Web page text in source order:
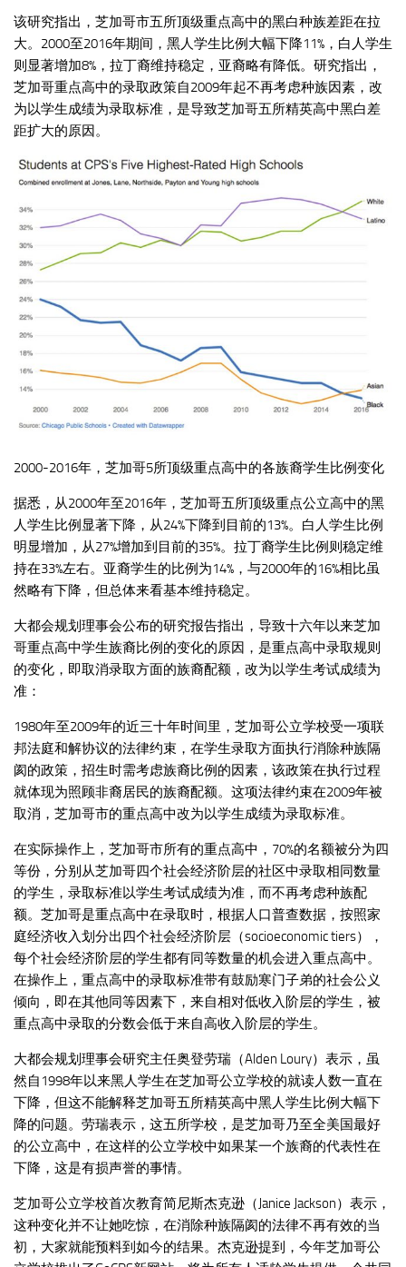
该研究指出，芝加哥市五所顶级重点高中的黑白种族差距在拉
大。2000至2016年期间，黑人学生比例大幅下降11%，白人学生
则显著增加8%，拉丁裔维持稳定，亚裔略有降低。研究指出，
芝加哥重点高中的录取政策自2009年起不再考虑种族因素，改
为以学生成绩为录取标准，是导致芝加哥五所精英高中黑白差
距扩大的原因。
2000-2016年，芝加哥5所顶级重点高中的各族裔学生比例变化
据悉，从2000年至2016年，芝加哥五所顶级重点公立高中的黑
人学生比例显著下降，从24%下降到目前的13%。白人学生比例
明显增加，从27%增加到目前的35%。拉丁裔学生比例则稳定维
持在33%左右。亚裔学生的比例为14%，与2000年的16%相比虽
然略有下降，但总体来看基本维持稳定。
大都会规划理事会公布的研究报告指出，导致十六年以来芝加
哥重点高中学生族裔比例的变化的原因，是重点高中录取规则
的变化，即取消录取方面的族裔配额，改为以学生考试成绩为
准：
1980年至2009年的近三十年时间里，芝加哥公立学校受一项联
邦法庭和解协议的法律约束，在学生录取方面执行消除种族隔
阂的政策，招生时需考虑族裔比例的因素，该政策在执行过程
就体现为照顾非裔居民的族裔配额。这项法律约束在2009年被
取消，芝加哥市的重点高中改为以学生成绩为录取标准。
在实际操作上，芝加哥市所有的重点高中，70%的名额被分为四
等份，分别从芝加哥四个社会经济阶层的社区中录取相同数量
的学生，录取标准以学生考试成绩为准，而不再考虑种族配
额。芝加哥是重点高中在录取时，根据人口普查数据，按照家
庭经济收入划分出四个社会经济阶层（socioeconomic tiers），
每个社会经济阶层的学生都有同等数量的机会进入重点高中。
在操作上，重点高中的录取标准带有鼓励寒门子弟的社会公义
倾向，即在其他同等因素下，来自相对低收入阶层的学生，被
重点高中录取的分数会低于来自高收入阶层的学生。
大都会规划理事会研究主任奥登劳瑞（Alden Loury）表示，虽
然自1998年以来黑人学生在芝加哥公立学校的就读人数一直在
下降，但这不能解释芝加哥五所精英高中黑人学生比例大幅下
降的问题。劳瑞表示，这五所学校，是芝加哥乃至全美国最好
的公立高中，在这样的公立学校中如果某一个族裔的代表性在
下降，这是有损声誉的事情。
芝加哥公立学校首次教育简尼斯杰克逊（Janice Jackson）表示，
这种变化并不让她吃惊，在消除种族隔阂的法律不再有效的当
初，大家就能预料到如今的结果。杰克逊提到，今年芝加哥公